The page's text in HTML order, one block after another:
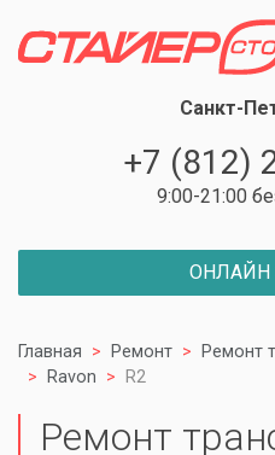
Санкт-
+7 (812)
9:00-21:00
ОНЛАЙН
Главная Ремонт Ремонт
Ravon
R2
Ремонт